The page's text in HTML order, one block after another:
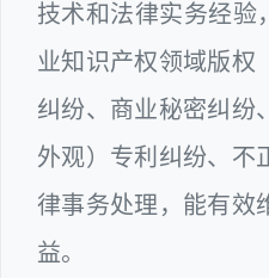
技术和法律实务经验
业知识产权领域版权
纠纷、商业秘密纠纷
外观）专利纠纷、不
律事务处理，能有效
益。